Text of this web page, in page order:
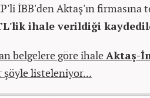
İBB'den Aktaş'ın firmasına
ihale verildiği
belgelere göre ihaleAktaş-
şöyle listeleniyor...